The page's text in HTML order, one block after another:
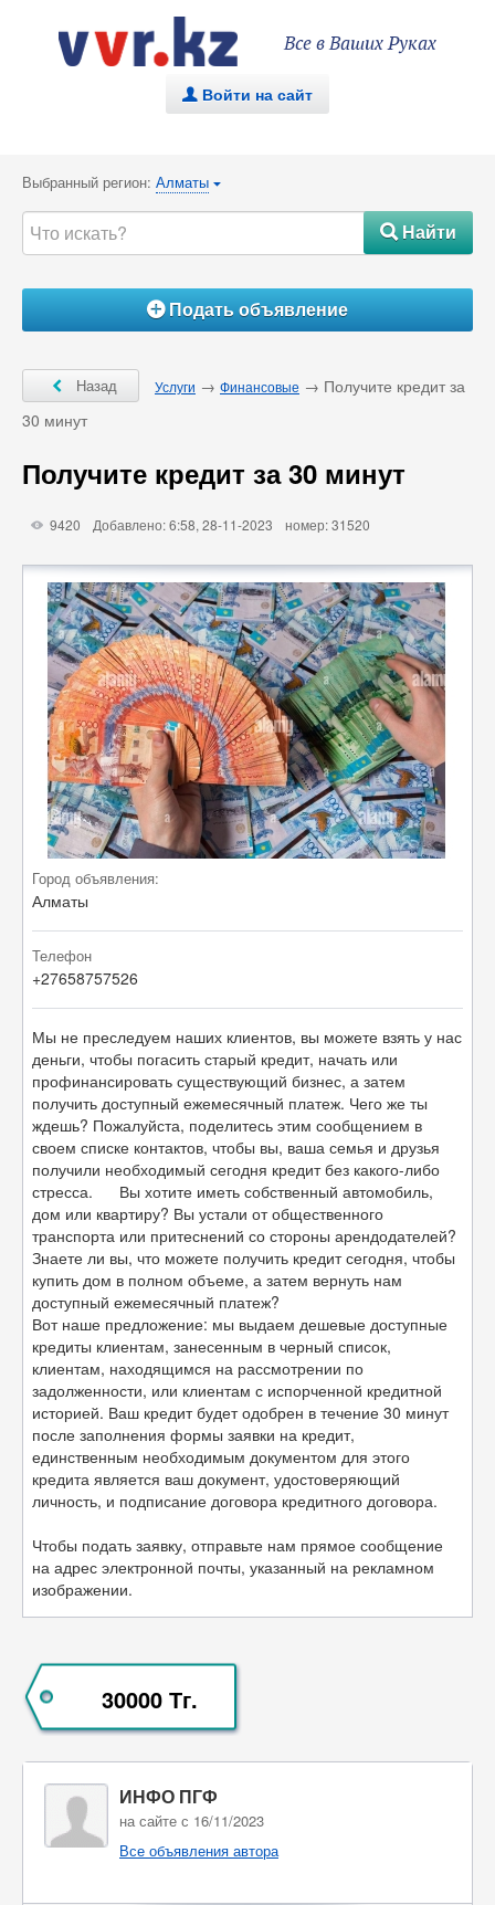
Все в Ваших Руках
. Войти на сайт
Выбранный регион: Алматы {
#Найти
ÁПодать объявление
Ô Назад Услуги → Финансовые → Получите кредит за
30 минут
Получите кредит за 30 минут
X 9420 Добавлено: 6:58, 28-11-2023 номер: 31520
Город объявления:
Алматы
Телефон
+27658757526
Мы не преследуем наших клиентов, вы можете взять у нас
деньги, чтобы погасить старый кредит, начать или
профинансировать существующий бизнес, а затем
получить доступный ежемесячный платеж. Чего же ты
ждешь? Пожалуйста, поделитесь этим сообщением в
своем списке контактов, чтобы вы, ваша семья и друзья
получили необходимый сегодня кредит без какого-либо
стресса. Вы хотите иметь собственный автомобиль,
дом или квартиру? Вы устали от общественного
транспорта или притеснений со стороны арендодателей?
Знаете ли вы, что можете получить кредит сегодня, чтобы
купить дом в полном объеме, а затем вернуть нам
доступный ежемесячный платеж?
Вот наше предложение: мы выдаем дешевые доступные
кредиты клиентам, занесенным в черный список,
клиентам, находящимся на рассмотрении по
задолженности, или клиентам с испорченной кредитной
историей. Ваш кредит будет одобрен в течение 30 минут
после заполнения формы заявки на кредит,
единственным необходимым документом для этого
кредита является ваш документ, удостоверяющий
личность, и подписание договора кредитного договора.
Чтобы подать заявку, отправьте нам прямое сообщение
на адрес электронной почты, указанный на рекламном
изображении.
30000 Тг.
ИНФО ПГФ
на сайте с 16/11/2023
Все объявления автора